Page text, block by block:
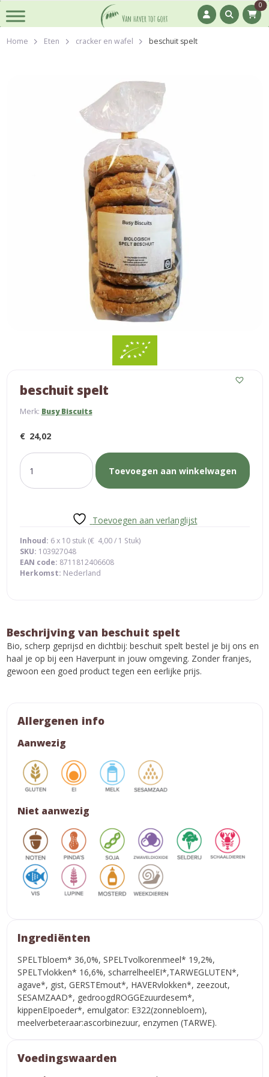
0
Home Eten cracker en wafel beschuit spelt
beschuit spelt
Merk: Busy Biscuits
€ 24,02
beschuit
spelt
aantal
Toevoegen aan winkelwagen
Toevoegen aan verlanglijst
Inhoud: 6 x 10 stuk (€ 4,00/ 1 Stuk)
SKU: 103927048
EAN code: 8711812406608
Herkomst: Nederland
Beschrijving van beschuit spelt
Bio, scherp geprijsd en dichtbij: beschuit spelt bestel je bij ons en
haal je op bij een Haverpunt in jouw omgeving. Zonder franjes,
gewoon een goed product tegen een eerlijke prijs.
Allergenen info
Aanwezig
Niet aanwezig
Ingrediënten
SPELTbloem* 36,0%, SPELTvolkorenmeel* 19,2%,
SPELTvlokken* 16,6%, scharrelheelEI*,TARWEGLUTEN*,
agave*, gist, GERSTEmout*, HAVERvlokken*, zeezout,
SESAMZAAD*, gedroogdROGGEzuurdesem*,
kippenEIpoeder*, emulgator: E322(zonnebloem),
meelverbeteraar:ascorbinezuur, enzymen (TARWE).
Voedingswaarden